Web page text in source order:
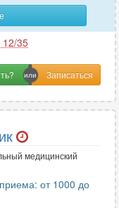
14
3
24
12/35
медицинский
от 1000 до